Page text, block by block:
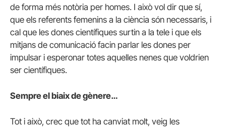
de forma més notòria per homes. I això vol dir que sí,
que els referents femenins a la ciència són necessaris, i
cal que les dones científiques surtin a la tele i que els
mitjans de comunicació facin parlar les dones per
impulsar i esperonar totes aquelles nenes que voldrien
ser científiques.
Sempre el biaix de gènere…
Tot i això, crec que tot ha canviat molt, veig les